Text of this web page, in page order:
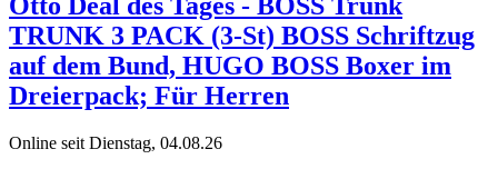
TRUNK 3 PACK (3-St) BOSS Schriftzug
auf dem Bund, HUGO BOSS Boxer im
Dreierpack; Für Herren
Online seit Dienstag, 04.08.26